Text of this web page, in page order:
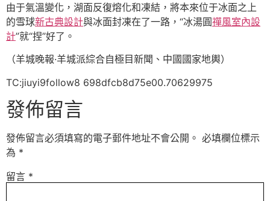
由于氣溫變化，湖面反復熔化和凍結，將本來位于冰面之上
的雪球新古典設計與冰面封凍在了一路，“冰湯圓禪風室內設
計”就“捏”好了。
（羊城晚報·羊城派綜合自極目新聞、中國國家地輿）
TC:jiuyi9follow8 698dfcb8d75e00.70629975
發佈留言
發佈留言必須填寫的電子郵件地址不會公開。 必填欄位標示
為 *
留言 *